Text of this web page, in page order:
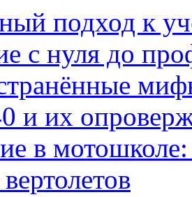
подход к
с нуля до
и их
в